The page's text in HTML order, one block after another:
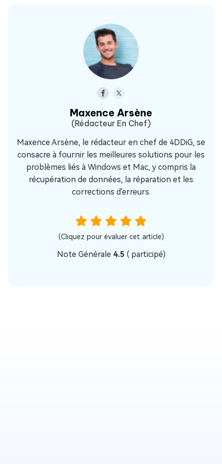
Maxence Arsène
(Rédacteur En Chef)
Maxence Arsène, le rédacteur en chef de 4DDiG, se
consacre à fournir les meilleures solutions pour les
problèmes liés à Windows et Mac, y compris la
récupération de données, la réparation et les
corrections d'erreurs.
(Cliquez pour évaluer cet article)
Note Générale 4.5 (participé)